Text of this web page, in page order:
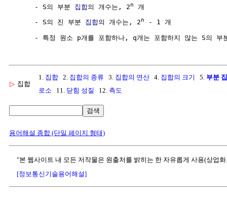
     - S의 부분
집합의 개수는, 2n 개
     - S의 진 부분
집합의 개수는, 2n - 1 개
- 특정 원소 p개를 포함하나, q개는 포함하지 않는 S의
▷ 집합
1. 집합 2. 집합의 종류 3. 집합의 연산 4. 집합의 크기 5. 부분
로소 11. 닫힘 성질 12. 측도
검색
용어해설 종합 (단일 페이지 형태)
"본 웹사이트 내 모든 저작물은 원출처를 밝히는 한 자유롭게 사용(상업
[정보통신기술용어해설]